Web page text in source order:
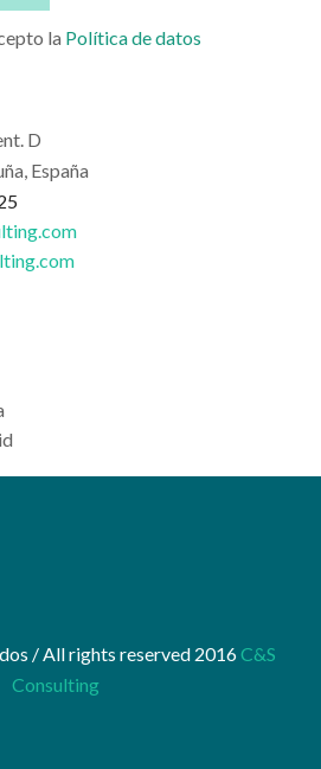
la Política de datos
D
España
/ All rights reserved 2016C&S
Consulting